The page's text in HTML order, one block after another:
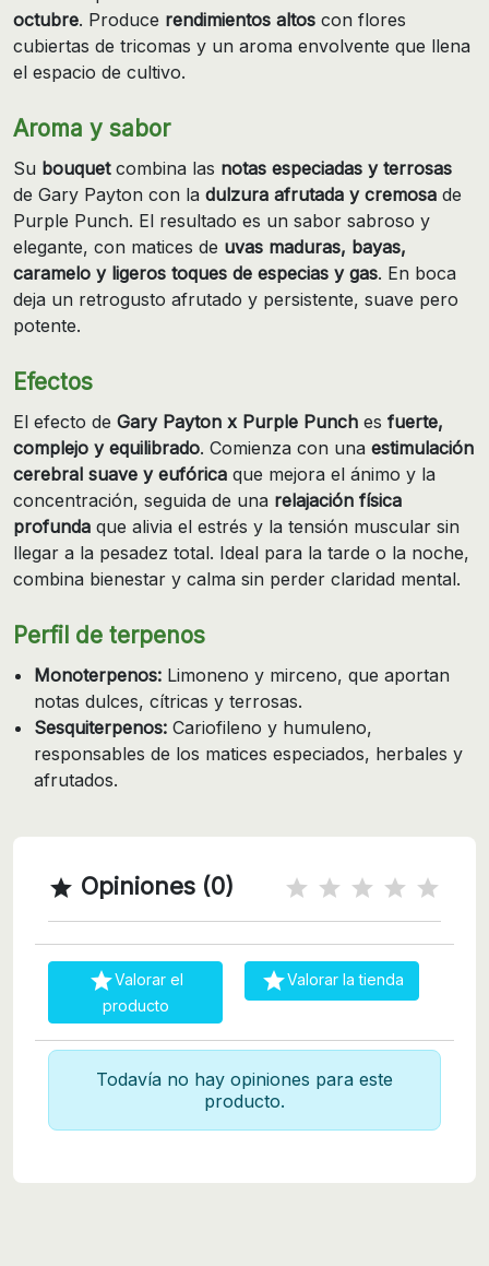
octubre. Produce rendimientos altos con flores
cubiertas de tricomas y un aroma envolvente que llena
el espacio de cultivo.
Aroma y sabor
Su bouquetcombina las notas especiadas y terrosas
de Gary Payton con la dulzura afrutada y cremosa de
Purple Punch. El resultado es un sabor sabroso y
elegante, con matices de uvas maduras, bayas,
caramelo y ligeros toques de especias y gas. En boca
deja un retrogusto afrutado y persistente, suave pero
potente.
Efectos
El efecto de Gary Payton x Purple Punch es fuerte,
complejo y equilibrado. Comienza con una estimulación
cerebral suave y eufórica que mejora el ánimo y la
concentración, seguida de una relajación física
profunda que alivia el estrés y la tensión muscular sin
llegar a la pesadez total. Ideal para la tarde o la noche,
combina bienestar y calma sin perder claridad mental.
Perfil de terpenos
Monoterpenos: Limoneno y mirceno, que aportan
notas dulces, cítricas y terrosas.
Sesquiterpenos: Cariofileno y humuleno,
responsables de los matices especiados, herbales y
afrutados.
 Opiniones (0)
Valorar el
producto
Valorar la tienda
Todavía no hay opiniones para este
producto.